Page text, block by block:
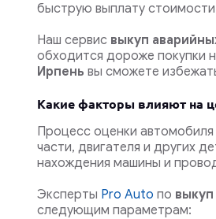
быструю выплату
Наш сервис выкуп
обходится дороже покупки
Ирпень вы сможете
Какие факторы влияют на
Процесс оценки
части, двигателя и других
нахождения машины и
Эксперты Pro Auto по
следующим параметрам: